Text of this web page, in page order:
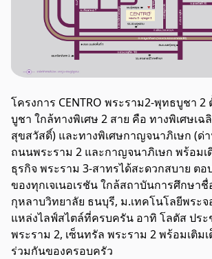
โครงการ CENTRO พระราม2-พุทธบูชา
บูชา ใกล้ทางพิเศษ 2 สาย คือ ทางพิเศษเ
สุขสวัสดิ์) และทางพิเศษกาญจนาภิเษก (ด่
ถนนพระราม 2 และกาญจนาภิเษก พร้อมเ
ธุรกิจ พระราม 3-สาทรได้สะดวกสบาย ต
ของทุกเจเนอเรชัน ใกล้สถาบันการศึกษาชื่
กุหลาบวิทยาลัย ธนบุรี, ม.เทคโนโลยีพระจ
แหล่งไลฟ์สไตล์ที่ครบครัน อาทิ โลตัส ปร
พระราม 2, เซ็นทรัล พระราม 2 พร้อมเติม
ร่วมกันของครอบครัว